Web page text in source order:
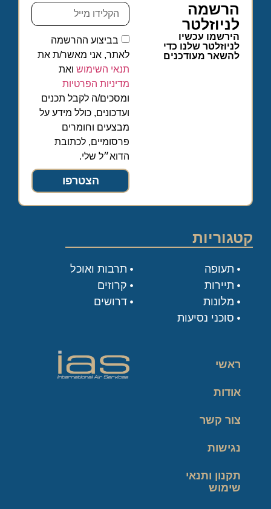
הרשמה
לניוזלטר
הירשמו עכשיו
לניוזלטר שלנו כדי
להשאר מעודכנים
בביצוע ההרשמה
לאתר, אני מאשר/ת את
תנאי השימוש ואת
מדיניות הפרטיות
ומסכים/ה לקבל תכנים
ועדכונים, כולל מידע על
מבצעים וחומרים
פרסומיים, לכתובת
הדוא״ל שלי.
הצטרפו
קטגוריות
תעופה
תיירות
מלונות
סוכני נסיעות
תרבות ואוכל
קרוזים
דרושים
ראשי
אודות
צור קשר
נגישות
תקנון ותנאי
שימוש